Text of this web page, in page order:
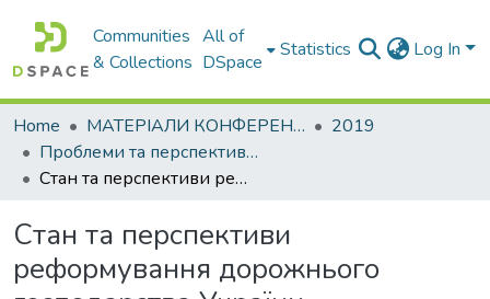
Communities
& Collections
All of
DSpace
Statistics Log In
Home МАТЕРІАЛИ КОНФЕРЕНЦІЙ
2019
Проблеми та перспективи розвитку підприємництва
Стан та перспективи реформування дорожнього господарства України
Стан та перспективи
реформування дорожнього